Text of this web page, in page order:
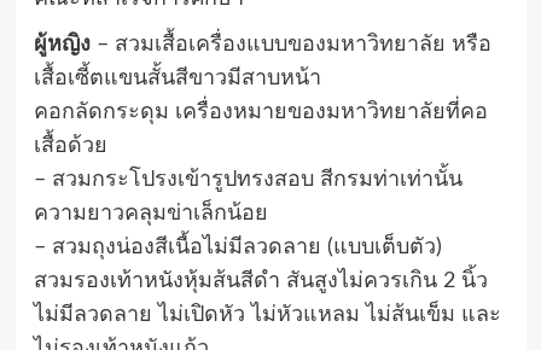
ผู้หญิง– สวมเสื้อเครื่องแบบของมหาวิทยาลัย หรือ
เสื้อเซี้ตแขนสั้นสีขาวมีสาบหน้า
คอกลัดกระดุม เครื่องหมายของมหาวิทยาลัยที่คอ
เสื้อด้วย
– สวมกระโปรงเข้ารูปทรงสอบ สีกรมท่าเท่านั้น
ความยาวคลุมข่าเล็กน้อย
– สวมถุงน่องสีเนื้อไม่มีลวดลาย (แบบเต็บตัว)
สวมรองเท้าหนังหุ้มส้นสีดำ สันสูงไม่ควรเกิน 2 นิ้ว
ไม่มีลวดลาย ไม่เปิดหัว ไม่หัวแหลม ไม่ส้นเข็ม และ